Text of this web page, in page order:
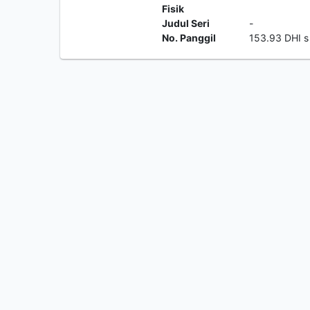
Fisik
Judul Seri
-
No. Panggil
153.93 DHI s